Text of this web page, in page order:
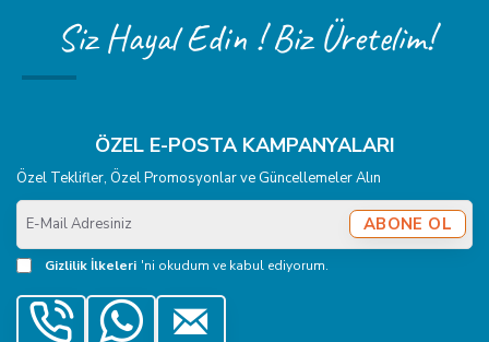
Siz Hayal Edin ! Biz Üretelim!
ÖZEL E-POSTA KAMPANYALARI
Özel Teklifler, Özel Promosyonlar ve Güncellemeler Alın
E-
Mail
Adresiniz
ABONE OL
Gizlilik İlkeleri 'ni okudum ve kabul ediyorum.